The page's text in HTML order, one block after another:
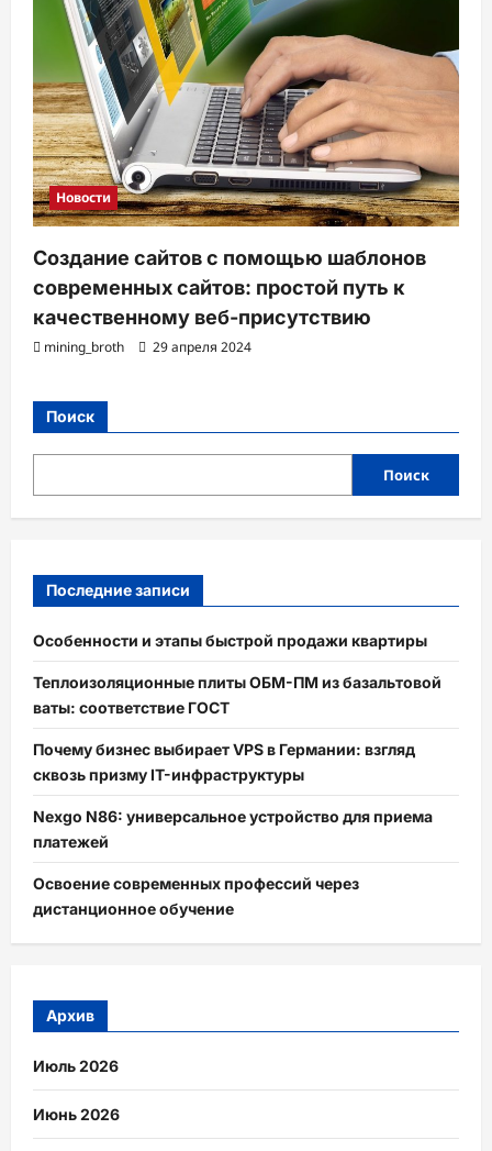
Новости
Создание сайтов с помощью шаблонов
современных сайтов: простой путь к
качественному веб-присутствию
mining_broth 29 апреля 2024
Поиск
Поиск
Последние записи
Особенности и этапы быстрой продажи квартиры
Теплоизоляционные плиты ОБМ-ПМ из базальтовой
ваты: соответствие ГОСТ
Почему бизнес выбирает VPS в Германии: взгляд
сквозь призму IT-инфраструктуры
Nexgo N86: универсальное устройство для приема
платежей
Освоение современных профессий через
дистанционное обучение
Архив
Июль 2026
Июнь 2026